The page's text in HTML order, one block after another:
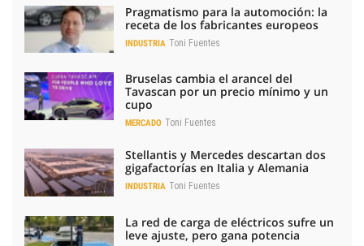
Pragmatismo para la automoción: la
receta de los fabricantes europeos
INDUSTRIA Toni Fuentes
Bruselas cambia el arancel del
Tavascan por un precio mínimo y un
cupo
MERCADO Toni Fuentes
Stellantis y Mercedes descartan dos
gigafactorías en Italia y Alemania
INDUSTRIA Toni Fuentes
La red de carga de eléctricos sufre un
leve ajuste, pero gana potencia